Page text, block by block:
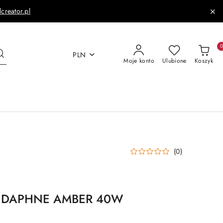
PLN
Moje konto Ulubione Koszyk
0
(0)
AMBER 40W